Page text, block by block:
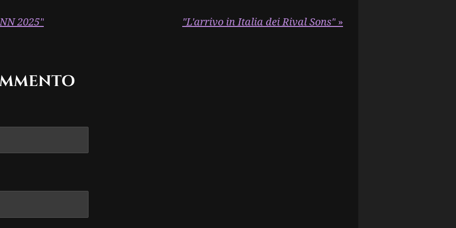
2025" "L'arrivo in Italia dei Rival Sons" »